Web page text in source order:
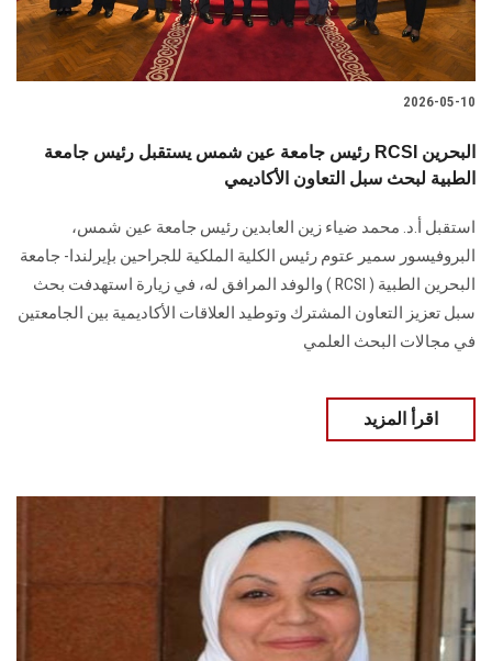
2026-05-10
رئيس جامعة عين شمس يستقبل رئيس جامعة RCSI البحرين
الطبية لبحث سبل التعاون الأكاديمي
استقبل أ.د. محمد ضياء زين العابدين رئيس جامعة عين شمس،
البروفيسور سمير عتوم رئيس الكلية الملكية للجراحين بإيرلندا- جامعة
البحرين الطبية ( RCSI ) والوفد المرافق له، في زيارة استهدفت بحث
سبل تعزيز التعاون المشترك وتوطيد العلاقات الأكاديمية بين الجامعتين
في مجالات البحث العلمي
اقرأ المزيد